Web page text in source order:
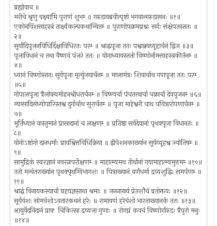
ब्रह्योवाच ॥
मरीचे श्रृणु वक्ष्यामि पुराणं शुभम्‍ ॥ गरुडायब्रवीत्पृष्टो भगवान्गरुडासनः ॥१॥
एकोनविंशसाहस्त्रं तार्क्ष्यकल्पकथान्वितम्‍ ॥ पुराणोपक्रमप्रश्नः सर्गः संक्षेपतस्ततः ॥
२॥
सूर्यादिपूजनविधिर्दिक्षाविधिरतः परम्‍ ॥ श्राद्धपूजा ततः पश्वान्नवव्यूहार्चनं द्विज ॥३॥
पूजाविधानं च तथा वैष्णवं पंजरं ततः ॥ योगाध्यायस्ततो विष्णोर्नामसाहस्त्रकीर्तनम्‍ ॥
४॥
ध्यानं विष्णोस्ततः सूर्यपूजा मृत्युंजयार्चनम्‍ ॥ मालामंत्रः शिवार्चाथ गणपूजा ततः परम्‍
॥५॥
गोपालपूजा त्रैलोक्यमोहनश्रीधरार्चनम्‍ ॥ विष्ण्वर्चा पंचतत्त्वार्चा चक्रार्चा देवपूजनम्‍ ॥६॥
न्यासादिसंध्योपारिस्तश्व दुर्गार्चाथ सुरार्चनम्‍ ॥ पूजा माहेश्वरी चाथ पवित्रारोपणार्चनम्‍ ॥
७॥
मूर्तिध्यानं वास्तुमानं प्रासादानां च लक्षणम्‍ ॥ प्रतिष्ठा सर्वदेवानां पृथक्पूजा विधानतः ॥
८॥
योगोऽष्टांगो दानधर्माः प्रायश्वित्तविधिक्रिया ॥ द्वीपेशनकाख्यांन सूर्यव्यूहश्व ज्योतिषम्‍ ॥
९॥
सामुद्रिकं स्वरज्ञानं नवरत्नपरीक्षणम्‍ ॥ माहात्म्यमथ तीर्थानां गयामाहात्म्यमुत्तमम्‍ ॥१०॥
ततो मन्वंतराख्यांन पृथक्पृथग्विभागशः ॥ पित्राख्यानं वर्णधर्मा द्रव्यशुद्धिः समर्पणम्‍ ॥
११॥
श्राद्धं विनायकस्यार्चा ग्रहयज्ञस्तथा श्रमाः ॥ जननाख्यं प्रेतशौचं व्रतोक्तयः ॥१२॥
सूर्यवंशः सोमवंशोऽवतारकथनं हरेः ॥ रामायणं हरेवंशो भारताख्यानकं ततः ॥१३॥
आयुर्वेदनिदानं प्राक्‍ चिकित्सा द्रव्यजा गुणाः ॥ रोगघ्नं कवचं विष्णोर्गारुडः त्रैपुरो मनुः
॥१४॥